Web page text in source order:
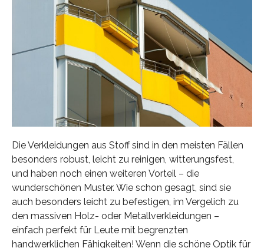
Die Verkleidungen aus Stoff sind in den meisten Fällen
besonders robust, leicht zu reinigen, witterungsfest,
und haben noch einen weiteren Vorteil – die
wunderschönen Muster. Wie schon gesagt, sind sie
auch besonders leicht zu befestigen, im Vergelich zu
den massiven Holz- oder Metallverkleidungen –
einfach perfekt für Leute mit begrenzten
handwerklichen Fähigkeiten! Wenn die schöne Optik für